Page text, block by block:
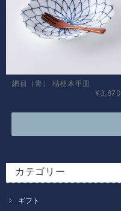
網目（青） 桔梗木甲皿
¥3,870
カテゴリー
ギフト